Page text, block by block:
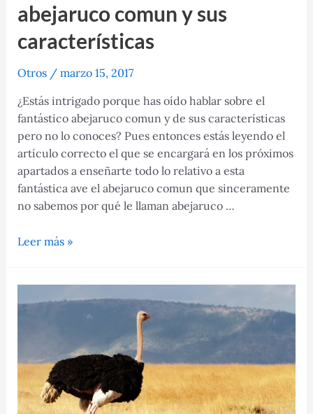
abejaruco comun y sus
características
Otros/ marzo 15, 2017
¿Estás intrigado porque has oído hablar sobre el
fantástico abejaruco comun y de sus características
pero no lo conoces? Pues entonces estás leyendo el
artículo correcto el que se encargará en los próximos
apartados a enseñarte todo lo relativo a esta
fantástica ave el abejaruco comun que sinceramente
no sabemos por qué le llaman abejaruco …
Conoce
características
Leer más »